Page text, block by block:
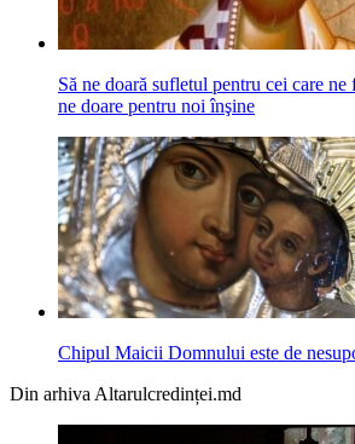
Să ne doară sufletul pentru cei care
ne doare pentru noi înşine
Chipul Maicii Domnului este de
Din arhiva Altarulcredinței.md